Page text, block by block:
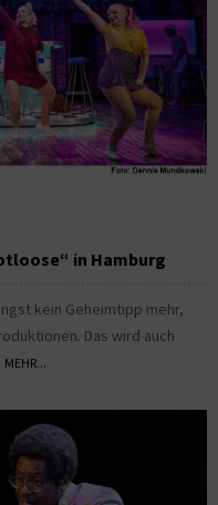
in Hamburg
kein Geheimtipp mehr,
Das wird auch
MEHR...